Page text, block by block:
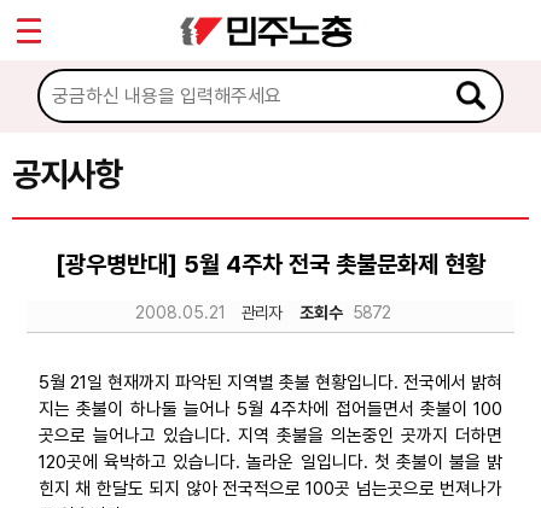
공지사항
[광우병반대] 5월 4주차 전국 촛불문화제 현황
2008.05.21 관리자 조회수 5872
5월 21일 현재까지 파악된 지역별 촛불 현황입니다. 전국에서 밝혀
지는 촛불이 하나둘 늘어나 5월 4주차에 접어들면서 촛불이 100
곳으로 늘어나고 있습니다. 지역 촛불을 의논중인 곳까지 더하면
120곳에 육박하고 있습니다. 놀라운 일입니다. 첫 촛불이 불을 밝
힌지 채 한달도 되지 않아 전국적으로 100곳 넘는곳으로 번져나가
마이페이지
소개
소식
공지사항
성명·보도
노동상담
자료
Sketchbook5, 스케치북5
Sketchbook5, 스케치북5